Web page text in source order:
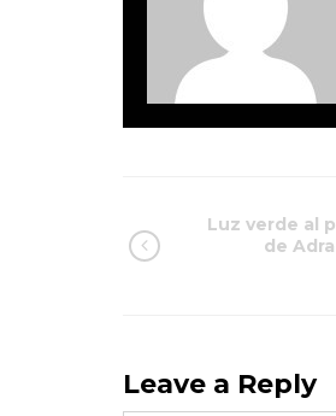
Luz verde al
de
Leave a Reply